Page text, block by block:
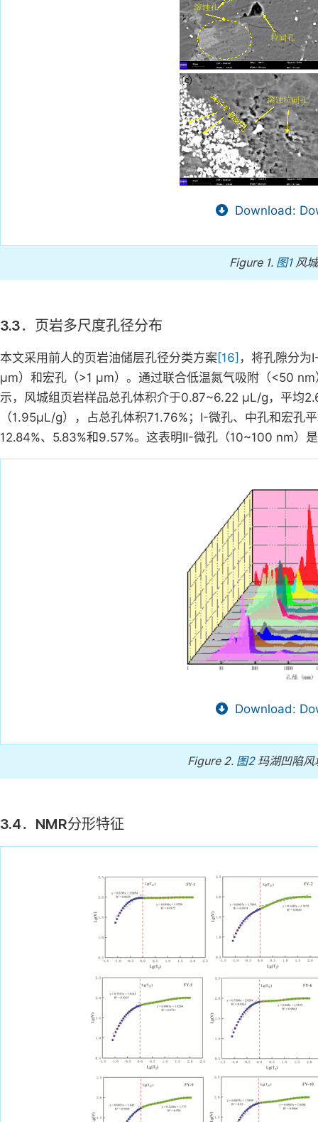
Download:
Figure 1. 图1风城
3.3．页岩多尺度孔径分布
本文采用前人的页岩油储层孔径分类方案[16] ，将孔隙分
μm）和宏孔（>1 μm）。通过联合低温氮气吸附（<50
示，风城组页岩样品总孔体积介于0.87~6.22 μL/g，平均
（1.95μL/g），占总孔体积71.76%；I-微孔、中孔和宏
12.84%、5.83%和9.57%。这表明II-微孔（10~100 nm）
Download:
Figure 2. 图2玛湖凹陷风
3.4．NMR分形特征